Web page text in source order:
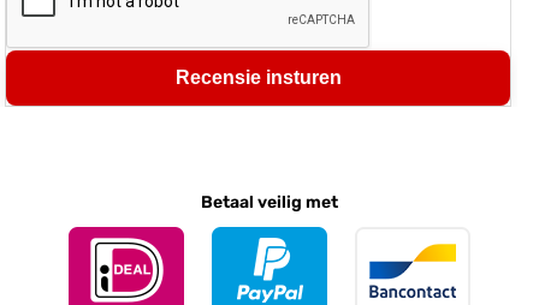
Recensie insturen
Betaal veilig met